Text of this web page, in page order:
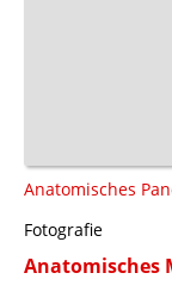
Anatomisches
Fotografie
Anatomisches